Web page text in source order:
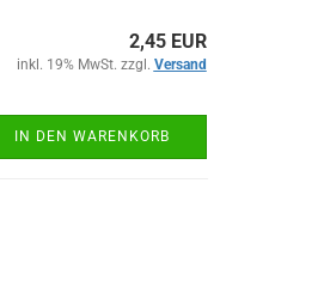
2,45 EUR
inkl. 19% MwSt. zzgl. Versand
IN DEN WARENKORB